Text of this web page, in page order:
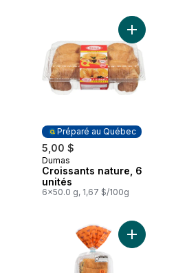
Croissants au panier
Préparé au Québec
5,00 $
Préparé au Québec
Dumas
Croissants nature, 6
unités
6x50.0 g, 1,67 $/100g
Ajouter
Bagel original Gusto! au panier
Ajouter